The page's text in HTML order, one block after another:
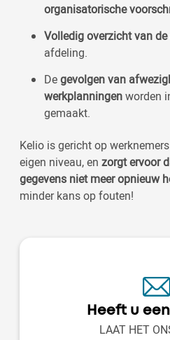
organisatorische
Volledig overzicht van
afdeling.
Degevolgen van
werkplanningenworden
gemaakt.
Kelio is gericht op
eigen niveau, en zorgt ervoor
gegevens niet meer opnieuw
minder kans op fouten!
Heeft u
LAAT HET